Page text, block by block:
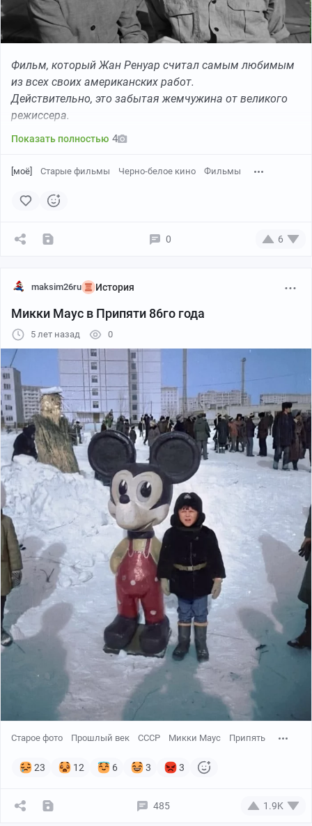
Фильм, который Жан Ренуар считал самым любимым
из всех своих американских работ.
Действительно, это забытая жемчужина от великого
режиссера.
Показать полностью 4
[моё] Старые фильмы Черно-белое кино Фильмы
0 6
maksim26ru История
Микки Маус в Припяти 86го года
5 лет назад 0
Старое фото Прошлый век СССР Микки Маус Припять
23 12 6 3 3
485 1.9K